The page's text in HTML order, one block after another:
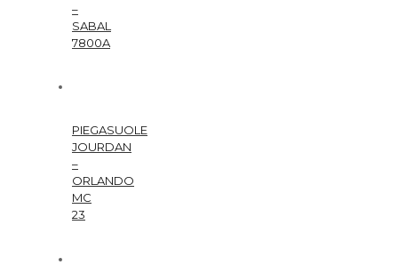
–
SABAL
7800A
PIEGASUOLE
JOURDAN
–
ORLANDO
MC
23